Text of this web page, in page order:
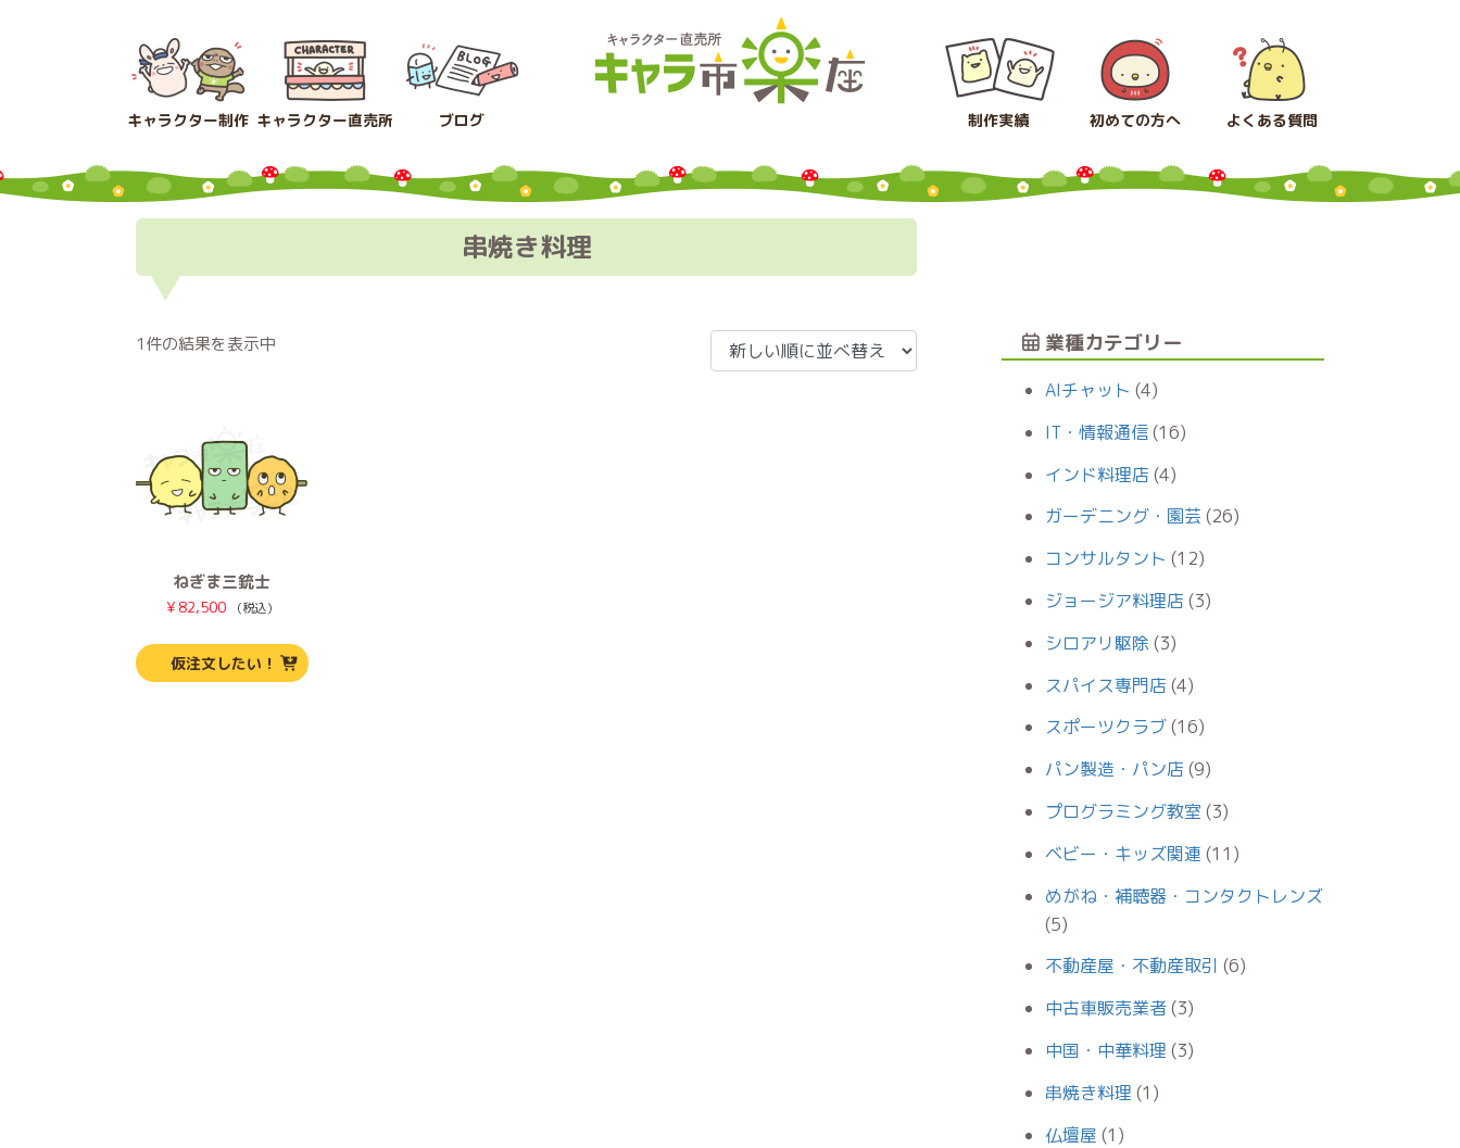
ス
キ
ン
に
キャラクター制作 キャラクター直売所 ブログ 制作実績 初めての方へ よくある質問
串焼き料理
1件の結果を表示中
ねぎま三銃士
¥ 82,500 （税込）
仮注文したい！
業種カテゴリー
AIチャット (4)
IT・情報通信(16)
インド料理店 (4)
ガーデニング・園芸 (26)
コンサルタント (12)
ジョージア料理店 (3)
シロアリ駆除(3)
スパイス専門店 (4)
スポーツクラブ(16)
パン製造・パン店 (9)
プログラミング教室 (3)
ベビー・キッズ関連 (11)
めがね・補聴器・コンタクトレンズ
(5)
不動産屋・不動産取引 (6)
中古車販売業者(3)
中国・中華料理 (3)
串焼き料理 (1)
仏壇屋 (1)